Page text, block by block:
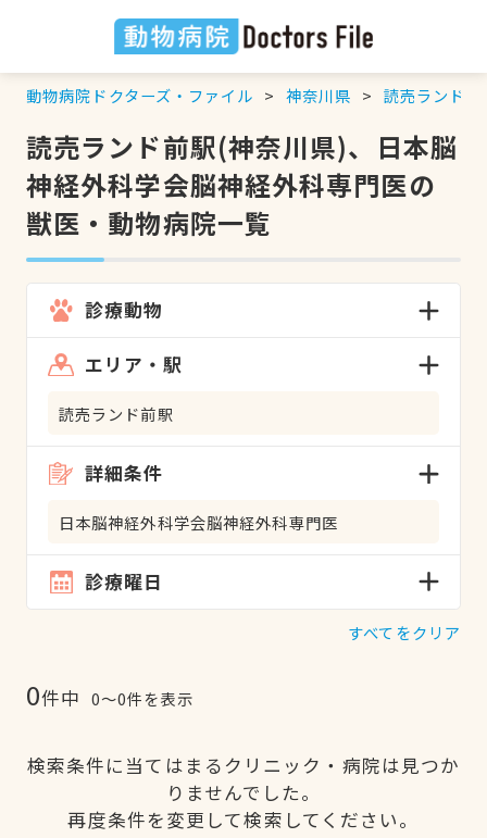
動物病院ドクターズ・ファイル 神奈川県 読売ランド前
読売ランド前駅(神奈川県)、日本脳
神経外科学会脳神経外科専門医の
獣医・動物病院一覧
診療動物
エリア・駅
読売ランド前駅
詳細条件
日本脳神経外科学会脳神経外科専門医
診療曜日
すべてをクリア
0件中 0〜0件を表示
検索条件に当てはまるクリニック・病院は見つか
りませんでした。
再度条件を変更して検索してください。